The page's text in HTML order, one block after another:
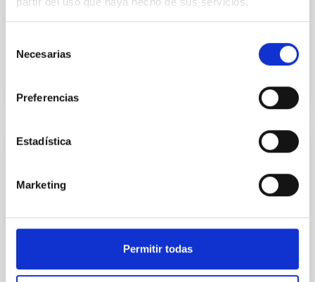
Necesarias
Preferencias
Estadística
Marketing
Permitir todas
Gemínidas 2023
EELabs llega a su fin y, como broche final, la noche del